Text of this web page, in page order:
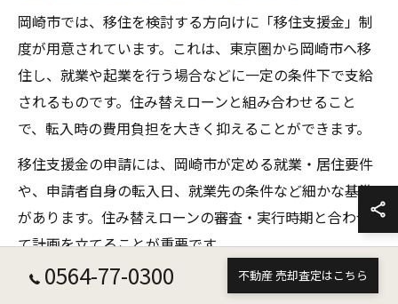
岡崎市では、移住を検討する方向けに「移住支援金」制
度が用意されています。これは、東京圏から岡崎市へ移
住し、就業や起業を行う場合などに一定の条件下で支給
されるものです。住み替えローンと組み合わせること
で、転入時の費用負担を大きく抑えることができます。
移住支援金の申請には、岡崎市が定める就業・居住要件
や、申請者自身の転入日、就業先の条件など細かな基準
があります。住み替えローンの審査・実行時期と合わせ
て計画を立てることが重要です。
実際の利用例として、首都圏から岡崎市に転居し、移住
0564-77-0300 不動産 売却査定はこちら